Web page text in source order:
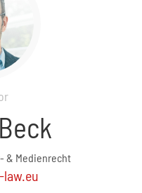
& Medienrecht